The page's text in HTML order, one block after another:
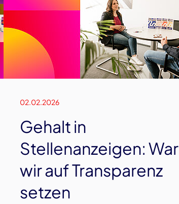
02.02.2026
Gehalt in
Stellenanzeigen:
wir auf Transparenz
setzen